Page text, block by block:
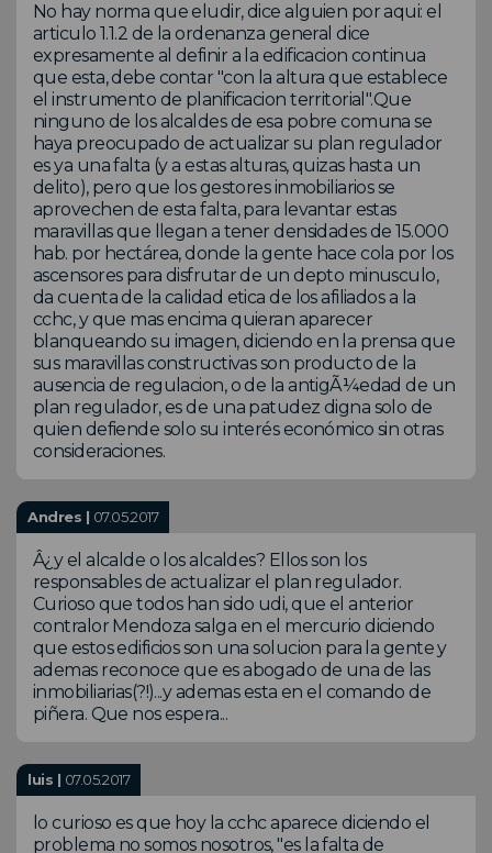
No hay norma que eludir, dice alguien por aqui: el
articulo 1.1.2 de la ordenanza general dice
expresamente al definir a la edificacion continua
que esta, debe contar "con la altura que establece
el instrumento de planificacion territorial".Que
ninguno de los alcaldes de esa pobre comuna se
haya preocupado de actualizar su plan regulador
es ya una falta (y a estas alturas, quizas hasta un
delito), pero que los gestores inmobiliarios se
aprovechen de esta falta, para levantar estas
maravillas que llegan a tener densidades de 15.000
hab. por hectárea, donde la gente hace cola por los
ascensores para disfrutar de un depto minusculo,
da cuenta de la calidad etica de los afiliados a la
cchc, y que mas encima quieran aparecer
blanqueando su imagen, diciendo en la prensa que
sus maravillas constructivas son producto de la
ausencia de regulacion, o de la antigÃ¼edad de un
plan regulador, es de una patudez digna solo de
quien defiende solo su interés económico sin otras
consideraciones.
Andres | 07.05.2017
Â¿y el alcalde o los alcaldes? Ellos son los
responsables de actualizar el plan regulador.
Curioso que todos han sido udi, que el anterior
contralor Mendoza salga en el mercurio diciendo
que estos edificios son una solucion para la gente y
ademas reconoce que es abogado de una de las
inmobiliarias(?!)...y ademas esta en el comando de
piñera. Que nos espera...
luis | 07.05.2017
lo curioso es que hoy la cchc aparece diciendo el
problema no somos nosotros, "es la falta de